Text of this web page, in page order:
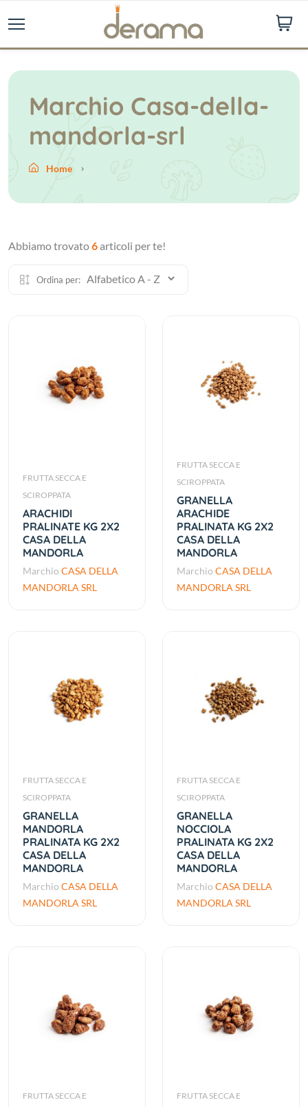
Marchio Casa-della-
mandorla-srl
Home
Abbiamo trovato6articoli per te!
Ordina per:
FRUTTA SECCA E
SCIROPPATA
ARACHIDI
PRALINATE KG 2X2
CASA DELLA
MANDORLA
Marchio CASA DELLA
MANDORLA SRL
FRUTTA SECCA E
SCIROPPATA
GRANELLA
ARACHIDE
PRALINATA KG 2X2
CASA DELLA
MANDORLA
Marchio CASA DELLA
MANDORLA SRL
FRUTTA SECCA E
SCIROPPATA
GRANELLA
MANDORLA
PRALINATA KG 2X2
CASA DELLA
MANDORLA
Marchio CASA DELLA
MANDORLA SRL
FRUTTA SECCA E
SCIROPPATA
GRANELLA
NOCCIOLA
PRALINATA KG 2X2
CASA DELLA
MANDORLA
Marchio CASA DELLA
MANDORLA SRL
FRUTTA SECCA E
FRUTTA SECCA E